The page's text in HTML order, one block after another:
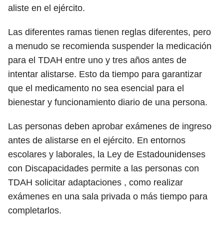
aliste en el ejército.
Las diferentes ramas tienen reglas diferentes, pero
a menudo se recomienda suspender la medicación
para el TDAH entre uno y tres años antes de
intentar alistarse. Esto da tiempo para garantizar
que el medicamento no sea esencial para el
bienestar y funcionamiento diario de una persona.
Las personas deben aprobar exámenes de ingreso
antes de alistarse en el ejército. En entornos
escolares y laborales, la Ley de Estadounidenses
con Discapacidades permite a las personas con
TDAH solicitar adaptaciones , como realizar
exámenes en una sala privada o más tiempo para
completarlos.